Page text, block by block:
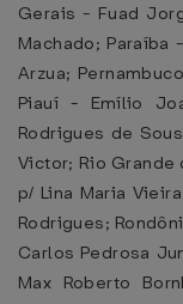
Gerais - Fuad
Machado; Paraíba
Arzua;
Piauí - Emílio
Rodrigues de
Victor; Rio Grande
p/ Lina Maria
Rodrigues;
Carlos Pedrosa
Max Roberto